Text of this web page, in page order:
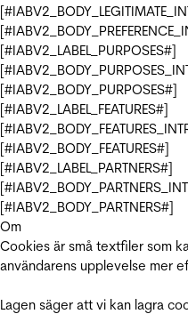
[#IABV2_LABEL_PURPOSES#]
[#IABV2_BODY_PURPOSES#]
[#IABV2_LABEL_FEATURES#]
[#IABV2_BODY_FEATURES#]
[#IABV2_LABEL_PARTNERS#]
[#IABV2_BODY_PARTNERS#]
Om
Cookies är små textfiler som
användarens upplevelse mer
Lagen säger att vi kan lagra